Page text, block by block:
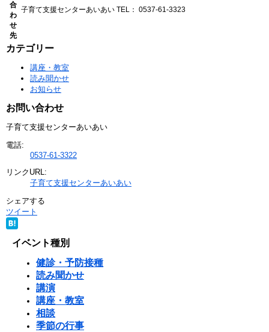
合
わ
せ
先
子育て支援センターあいあい TEL： 0537-61-3323
カテゴリー
講座・教室
読み聞かせ
お知らせ
お問い合わせ
子育て支援センターあいあい
電話:
0537-61-3322
リンクURL:
子育て支援センターあいあい
シェアする
ツイート
イベント種別
健診・予防接種
読み聞かせ
講演
講座・教室
相談
季節の行事